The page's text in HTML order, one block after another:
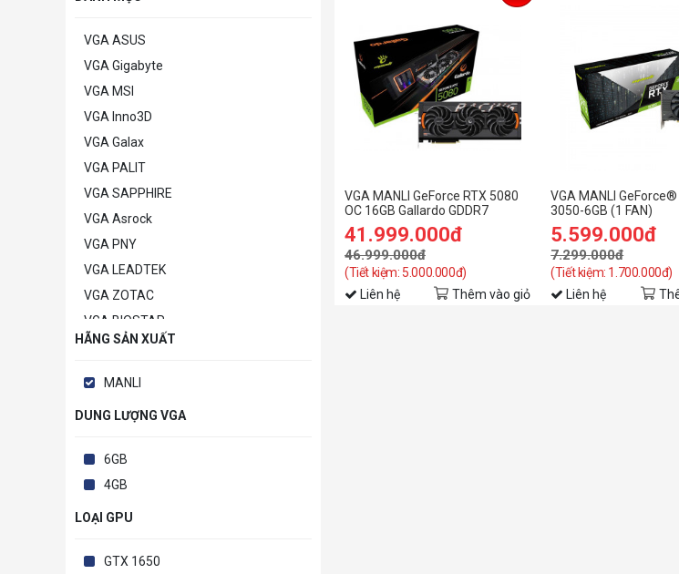
VGA ASUS
VGA Gigabyte
VGA MSI
VGA Inno3D
VGA Galax
VGA PALIT
VGA SAPPHIRE
VGA Asrock
VGA PNY
VGA LEADTEK
VGA ZOTAC
VGA BIOSTAR
VGA POWERCOLOR
VGA Khác
HÃNG SẢN XUẤT
MANLI
DUNG LƯỢNG VGA
6GB
4GB
LOẠI GPU
GTX 1650
VGA MANLI GeForce RTX 5080
OC 16GB Gallardo GDDR7
41.999.000đ
46.999.000đ
(Tiết kiệm: 5.000.000đ)
Liên hệ Thêm vào giỏ
VGA MANLI GeForce®
3050-6GB (1 FAN)
5.599.000đ
7.299.000đ
(Tiết kiệm: 1.700.000đ)
Liên hệ